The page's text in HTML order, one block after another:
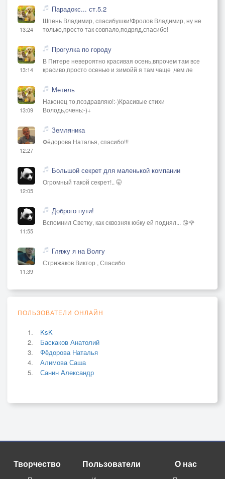
13:24
Парадокс... ст.5.2
Шпень Владимир, спасибушки!Фролов Владимир, ну не
только,просто так совпало,подряд,спасибо!
13:14
Прогулка по городу
В Питере невероятно красивая осень,впрочем там все
красиво,просто осенью и зимойй я там чаще ,чем ле
13:09
Метель
Наконец то,поздравляю!:-)Красивые стихи
Володь,очень:-)+
12:27
Земляника
Фёдорова Наталья, спасибо!!!
12:05
Большой секрет для маленькой компании
Огромный такой секрет!.. 🤫
11:55
Доброго пути!
Вспомнил Светку, как сквозняк юбку ей поднял... 😘🌹
11:39
Гляжу я на Волгу
Стрижаков Виктор , Спасибо
ПОЛЬЗОВАТЕЛИ ОНЛАЙН
KsK
Баскаков Анатолий
Фёдорова Наталья
Алимова Саша
Санин Александр
Творчество Пользователи О нас